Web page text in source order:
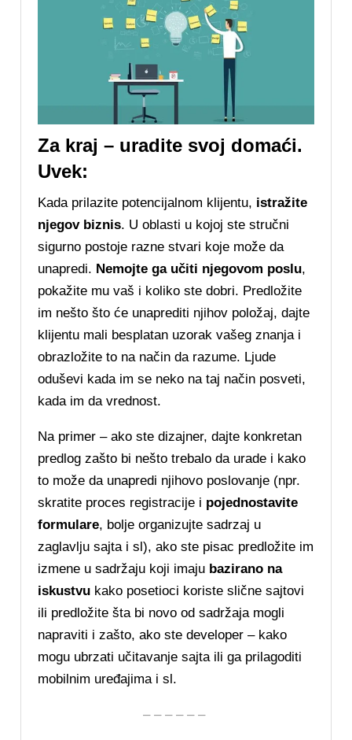
Za kraj – uradite svoj domaći.
Uvek:
Kada prilazite potencijalnom klijentu, istražite
njegov biznis. U oblasti u kojoj ste stručni
sigurno postoje razne stvari koje može da
unapredi. Nemojte ga učiti njegovom poslu,
pokažite mu vaš i koliko ste dobri. Predložite
im nešto što će unaprediti njihov položaj, dajte
klijentu mali besplatan uzorak vašeg znanja i
obrazložite to na način da razume. Ljude
oduševi kada im se neko na taj način posveti,
kada im da vrednost.
Na primer – ako ste dizajner, dajte konkretan
predlog zašto bi nešto trebalo da urade i kako
to može da unapredi njihovo poslovanje (npr.
skratite proces registracije i pojednostavite
formulare, bolje organizujte sadrzaj u
zaglavlju sajta i sl), ako ste pisac predložite im
izmene u sadržaju koji imaju bazirano na
iskustvu kako posetioci koriste slične sajtovi
ili predložite šta bi novo od sadržaja mogli
napraviti i zašto, ako ste developer – kako
mogu ubrzati učitavanje sajta ili ga prilagoditi
mobilnim uređajima i sl.
– – – – – –